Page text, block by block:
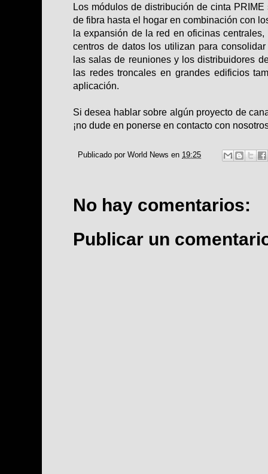
Los módulos de distribución de cinta
de fibra hasta el hogar en combinación con
la expansión de la red en oficinas
centros de datos los utilizan para
las salas de reuniones y los distribuidores
las redes troncales en grandes edificios
aplicación.
Si desea hablar sobre algún proyecto de
¡no dude en ponerse en contacto con
Publicado por World News en 19:25
No hay comentarios:
Publicar un